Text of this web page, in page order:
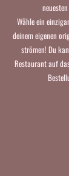
Wähle ein
deinem eigenen
strömen! Du
Restaurant auf